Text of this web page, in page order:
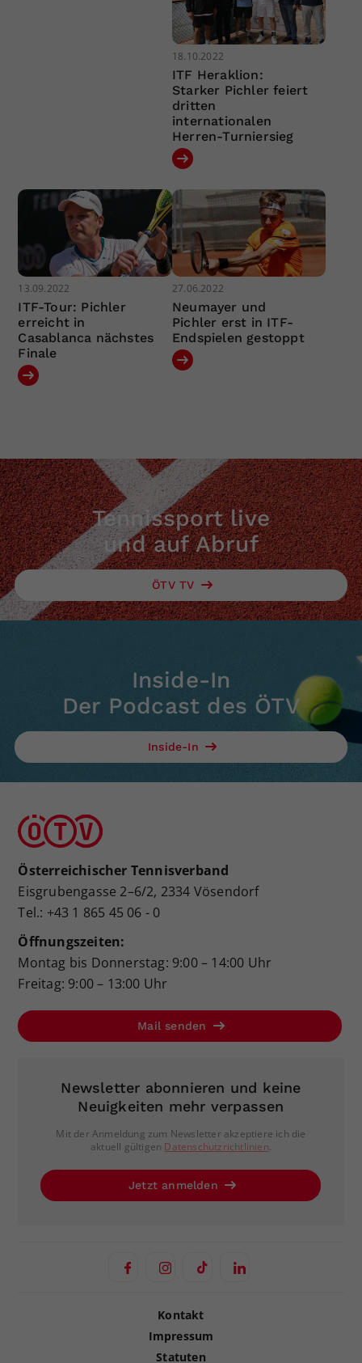
18.10.2022
ITF Heraklion:
Starker Pichler feiert
dritten
internationalen
Herren-Turniersieg
13.09.2022
ITF-Tour: Pichler
erreicht in
Casablanca nächstes
Finale
27.06.2022
Neumayer und
Pichler erst in ITF-
Endspielen gestoppt
Tennissport live
und auf Abruf
ÖTV TV
Inside-In
Der Podcast des ÖTV
Inside-In
Österreichischer Tennisverband
Eisgrubengasse 2–6/2, 2334 Vösendorf
Tel.: +43 1 865 45 06 - 0
Öffnungszeiten:
Montag bis Donnerstag: 9:00 – 14:00 Uhr
Freitag: 9:00 – 13:00 Uhr
Mail senden
Newsletter abonnieren und keine
Neuigkeiten mehr verpassen
Mit der Anmeldung zum Newsletter akzeptiere ich die
aktuell gültigen Datenschutzrichtlinien.
Jetzt anmelden
Kontakt
Impressum
Statuten